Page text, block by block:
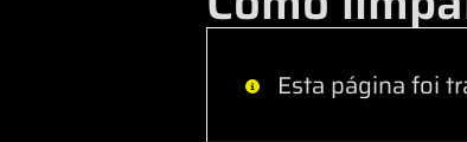
Esta página foi